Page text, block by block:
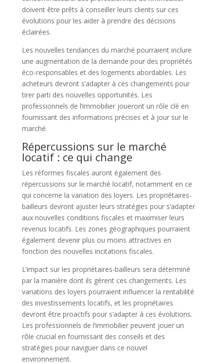
doivent être prêts à conseiller leurs clients sur ces
évolutions pour les aider à prendre des décisions
éclairées.
Les nouvelles tendances du marché pourraient inclure
une augmentation de la demande pour des propriétés
éco-responsables et des logements abordables. Les
acheteurs devront s’adapter à ces changements pour
tirer parti des nouvelles opportunités. Les
professionnels de l’immobilier joueront un rôle clé en
fournissant des informations précises et à jour sur le
marché.
Répercussions sur le marché
locatif : ce qui change
Les réformes fiscales auront également des
répercussions sur le marché locatif, notamment en ce
qui concerne la variation des loyers. Les propriétaires-
bailleurs devront ajuster leurs stratégies pour s’adapter
aux nouvelles conditions fiscales et maximiser leurs
revenus locatifs. Les zones géographiques pourraient
également devenir plus ou moins attractives en
fonction des nouvelles incitations fiscales.
L’impact sur les propriétaires-bailleurs sera déterminé
par la manière dont ils gèrent ces changements. Les
variations des loyers pourraient influencer la rentabilité
des investissements locatifs, et les propriétaires
devront être proactifs pour s’adapter à ces évolutions.
Les professionnels de l’immobilier peuvent jouer un
rôle crucial en fournissant des conseils et des
stratégies pour naviguer dans ce nouvel
environnement.